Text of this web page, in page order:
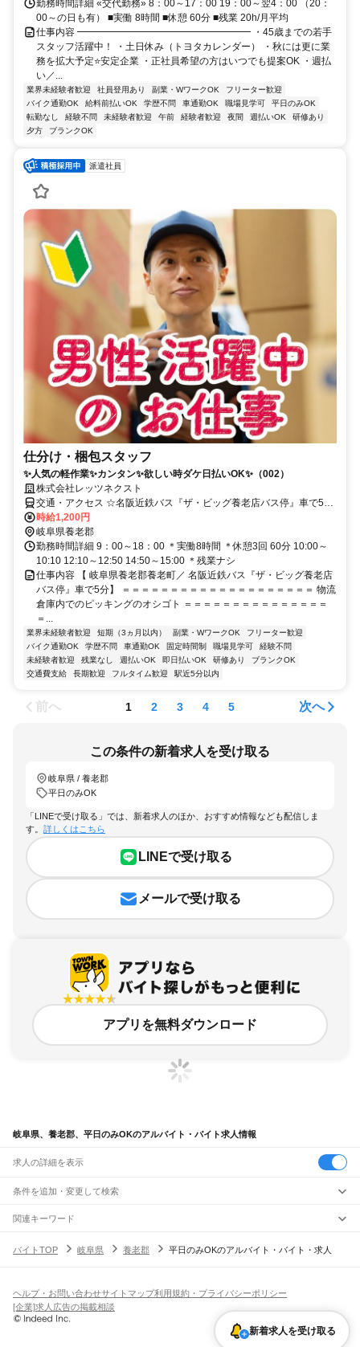
勤務時間詳細 «交代勤務» 8：00～17：00 19：00～翌4：00 （20：
00～の日も有） ■実働 8時間 ■休憩 60分 ■残業 20h/月平均
仕事内容 ━━━━━━━━━━━━━━━━━━ ・45歳までの若手
スタッフ活躍中！ ・土日休み（トヨタカレンダー） ・秋には更に業
務を拡大予定⭐安定企業 ・正社員希望の方はいつでも提案OK ・週払
い／...
業界未経験者歓迎 社員登用あり 副業・WワークOK
フリーター歓迎
バイク通勤OK
給料前払いOK 学歴不問 車通勤OK 職場見学可
平日のみOK
転勤なし
経験不問 未経験者歓迎 午前 経験者歓迎 夜間 週払いOK
研修あり
夕方
ブランクOK
派遣社員
仕分け・梱包スタッフ
✨人気の軽作業✨カンタン✨欲しい時ダケ日払いOK✨（002）
株式会社レッツネクスト
交通・アクセス ☆名阪近鉄バス『ザ・ビッグ養老店バス停』車で5分
／車・バイク通勤OK
時給1,200円
岐阜県養老郡
勤務時間詳細 9：00～18：00 ＊実働8時間 ＊休憩3回 60分 10:00～
10:10 12:10～12:50 14:50～15:00 ＊残業ナシ
仕事内容 【 岐阜県養老郡養老町／ 名阪近鉄バス『ザ・ビッグ養老店
バス停』車で5分】 ＝＝＝＝＝＝＝＝＝＝＝＝＝＝＝＝＝＝＝＝ 物流
倉庫内でのピッキングのオシゴト ＝＝＝＝＝＝＝＝＝＝＝＝＝＝＝
＝...
業界未経験者歓迎 短期（3ヵ月以内） 副業・WワークOK
フリーター歓迎
バイク通勤OK
学歴不問 車通勤OK 固定時間制 職場見学可
経験不問
未経験者歓迎
残業なし 週払いOK 即日払いOK 研修あり
ブランクOK
交通費支給
長期歓迎 フルタイム歓迎 駅近5分以内
前へ 1 2 3 4 5 次へ
この条件の新着求人を受け取る
岐阜県 / 養老郡
平日のみOK
「LINEで受け取る」では、新着求人のほか、おすすめ情報なども配信しま
す。 詳しくはこちら
LINEで受け取る
メールで受け取る
アプリを無料ダウンロード
岐阜県、養老郡、平日のみOKのアルバイト・バイト求人情報
求人の詳細を表示
条件を追加・変更して検索
市区町村を追加・変更
岐阜県すべて
海津市羽島郡養老郡 不破郡 安八郡揖斐郡 本巣郡 加茂郡可児郡大野郡
駅を追加・変更
古虎渓駅多治見駅 土岐市駅 瑞浪駅釜戸駅武並駅恵那駅 美乃坂本駅
落合川駅 坂下駅
JR高山本線
坂祝駅 美濃太田駅古井駅中川辺駅
飲食・フードサービス
飲食・フードサービス
ホールスタッフ
皿洗い・洗い場精肉・鮮魚加工
バー（BAR）・バーテンダー
特徴を追加・変更
人気
髪型・髪色自由ひげOKネイルOK
関連キーワード
岐阜県 平日のみOK 平日のみ岐阜県 本巣郡 平日のみ岐阜県 岐阜市 平日のみ
バイトTOP 岐阜県 養老郡 平日のみOKのアルバイト・バイト・求人
新着求人を受け取る
ヘルプ・お問い合わせサイトマップ利用規約・プライバシーポリシー
[企業]求人広告の掲載相談